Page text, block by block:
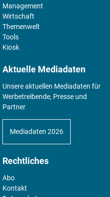
Management
Wirtschaft
Themenwelt
Tools
Kiosk
Aktuelle Mediadaten
Unsere aktuellen Mediadaten für
Werbetreibende, Presse und
Partner
Mediadaten 2026
Rechtliches
Abo
Kontakt